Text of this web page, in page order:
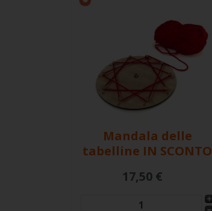
Mandala delle
tabelline IN SCONTO
17,50 €